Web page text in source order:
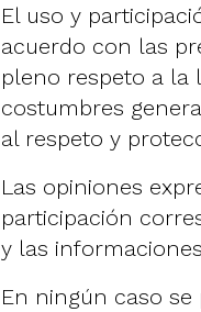
El uso y
acuerdo con las
pleno respeto a la
costumbres
al respeto y
Las opiniones
participación
y las
En ningún caso